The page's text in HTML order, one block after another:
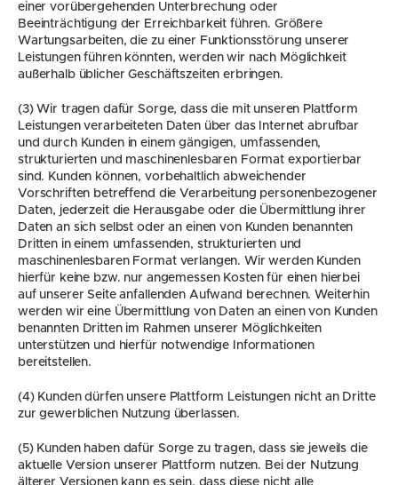
einer vorübergehenden Unterbrechung oder
Beeinträchtigung der Erreichbarkeit führen. Größere
Wartungsarbeiten, die zu einer Funktionsstörung unserer
Leistungen führen könnten, werden wir nach Möglichkeit
außerhalb üblicher Geschäftszeiten erbringen.
(3) Wir tragen dafür Sorge, dass die mit unseren Plattform
Leistungen verarbeiteten Daten über das Internet abrufbar
und durch Kunden in einem gängigen, umfassenden,
strukturierten und maschinenlesbaren Format exportierbar
sind. Kunden können, vorbehaltlich abweichender
Vorschriften betreffend die Verarbeitung personenbezogener
Daten, jederzeit die Herausgabe oder die Übermittlung ihrer
Daten an sich selbst oder an einen von Kunden benannten
Dritten in einem umfassenden, strukturierten und
maschinenlesbaren Format verlangen. Wir werden Kunden
hierfür keine bzw. nur angemessen Kosten für einen hierbei
auf unserer Seite anfallenden Aufwand berechnen. Weiterhin
werden wir eine Übermittlung von Daten an einen von Kunden
benannten Dritten im Rahmen unserer Möglichkeiten
unterstützen und hierfür notwendige Informationen
bereitstellen.
(4) Kunden dürfen unsere Plattform Leistungen nicht an Dritte
zur gewerblichen Nutzung überlassen.
(5) Kunden haben dafür Sorge zu tragen, dass sie jeweils die
aktuelle Version unserer Plattform nutzen. Bei der Nutzung
älterer Versionen kann es sein, dass diese nicht alle